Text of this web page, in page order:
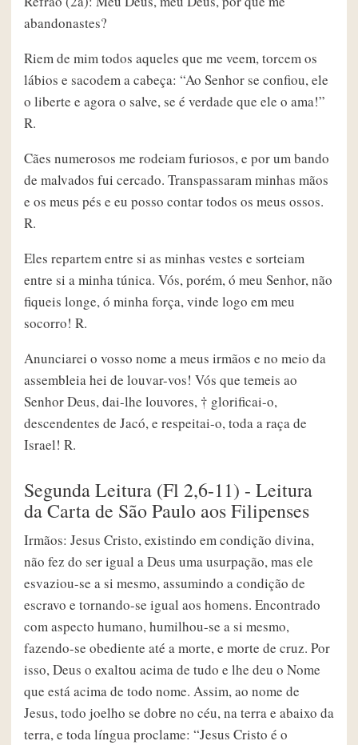
abandonastes?
Riem de mim todos aqueles que me veem, torcem os
lábios e sacodem a cabeça: “Ao Senhor se confiou, ele
o liberte e agora o salve, se é verdade que ele o ama!”
R.
Cães numerosos me rodeiam furiosos, e por um bando
de malvados fui cercado. Transpassaram minhas mãos
e os meus pés e eu posso contar todos os meus ossos.
R.
Eles repartem entre si as minhas vestes e sorteiam
entre si a minha túnica. Vós, porém, ó meu Senhor, não
fiqueis longe, ó minha força, vinde logo em meu
socorro! R.
Anunciarei o vosso nome a meus irmãos e no meio da
assembleia hei de louvar-vos! Vós que temeis ao
Senhor Deus, dai-lhe louvores, † glorificai-o,
descendentes de Jacó, e respeitai-o, toda a raça de
Israel! R.
Segunda Leitura (Fl 2,6-11) - Leitura
da Carta de São Paulo aos Filipenses
Irmãos: Jesus Cristo, existindo em condição divina,
não fez do ser igual a Deus uma usurpação, mas ele
esvaziou-se a si mesmo, assumindo a condição de
escravo e tornando-se igual aos homens. Encontrado
com aspecto humano, humilhou-se a si mesmo,
fazendo-se obediente até a morte, e morte de cruz. Por
isso, Deus o exaltou acima de tudo e lhe deu o Nome
que está acima de todo nome. Assim, ao nome de
Jesus, todo joelho se dobre no céu, na terra e abaixo da
terra, e toda língua proclame: “Jesus Cristo é o